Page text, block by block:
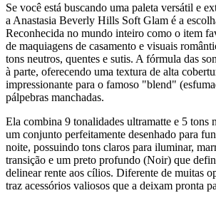
Se você está buscando uma paleta versátil e
a Anastasia Beverly Hills Soft Glam é a
Reconhecida no mundo inteiro como o item
de maquiagens de casamento e visuais
tons neutros, quentes e sutis. A fórmula das
à parte, oferecendo uma textura de alta
impressionante para o famoso "blend"
pálpebras manchadas.
Ela combina 9 tonalidades ultramatte e 5 tons
um conjunto perfeitamente desenhado para
noite, possuindo tons claros para iluminar,
transição e um preto profundo (Noir) que
delinear rente aos cílios. Diferente de muitas
traz acessórios valiosos que a deixam pronta